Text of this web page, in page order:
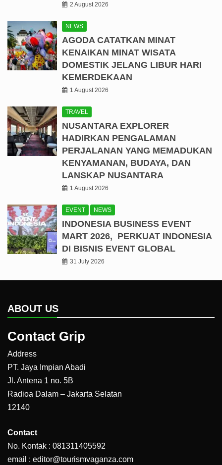
2 August 2026
NEWS
AGODA CATATKAN MINAT
KENAIKAN MINAT WISATA
DOMESTIK JELANG LIBUR HARI
KEMERDEKAAN
1 August 2026
TRAVEL
NUSANTARA EXPLORER
HADIRKAN PENGALAMAN
PERJALANAN YANG MEMADUKAN
KENYAMANAN, BUDAYA, DAN
LANSKAP NUSANTARA
1 August 2026
EVENT NEWS
INDONESIA BUSINESS EVENT
MART 2026, PERKUAT INDONESIA
DI BISNIS EVENT GLOBAL
31 July 2026
ABOUT US
Contact Grip
Address
PT. Jaya Impian Abadi
Jl. Antena 1 no. 5B
Radioa Dalam – Jakarta Selatan
12140
Contact
No. Kontak : 081311405592
email : editor@tourismvaganza.com